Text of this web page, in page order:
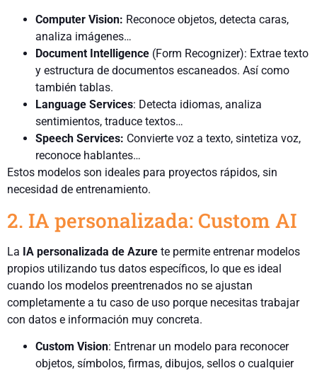
Computer Vision: Reconoce objetos, detecta caras,
analiza imágenes…
Document Intelligence (Form Recognizer): Extrae texto
y estructura de documentos escaneados. Así como
también tablas.
Language Services: Detecta idiomas, analiza
sentimientos, traduce textos…
Speech Services: Convierte voz a texto, sintetiza voz,
reconoce hablantes…
Estos modelos son ideales para proyectos rápidos, sin
necesidad de entrenamiento.
2. IA personalizada: Custom AI
La IA personalizada de Azure te permite entrenar modelos
propios utilizando tus datos específicos, lo que es ideal
cuando los modelos preentrenados no se ajustan
completamente a tu caso de uso porque necesitas trabajar
con datos e información muy concreta.
Custom Vision: Entrenar un modelo para reconocer
objetos, símbolos, firmas, dibujos, sellos o cualquier